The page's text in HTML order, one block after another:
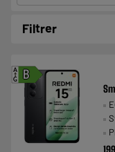
Filtrer
B
A
G